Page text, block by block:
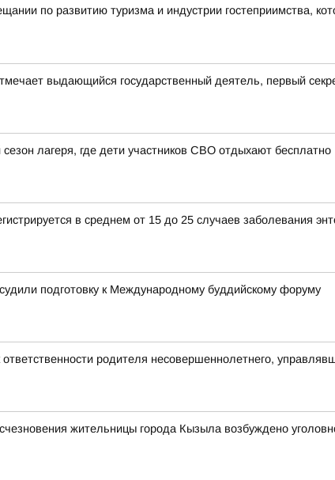
по развитию туризма и индустрии гостеприимства,
выдающийся государственный деятель, первый
лагеря, где дети участников СВО отдыхают бесплатно
в среднем от 15 до 25 случаев заболевания
подготовку к Международному буддийскому форуму
родителя несовершеннолетнего,
жительницы города Кызыла возбуждено